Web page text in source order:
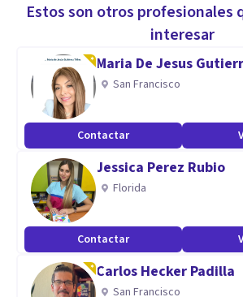
persona cuando dice o escucha algo.
Aptitudes
Soy psicóloga clínica, psicoterapeuta
Método Identidad de la Mente y la
Estos son otros profesionales
interesar
Maria De Jesus
San Francisco
Contactar
Jessica Perez Rubio
Florida
Contactar
Carlos Hecker Padilla
San Francisco